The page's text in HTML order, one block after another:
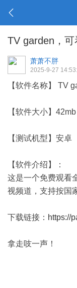
TV garden，可
萧萧不胖
2025-9-27
【软件名称】 TV
【软件大小】42mb
【测试机型】安卓
【软件介绍】：
这是一个免费观看
视频道，支持按国
下载链接： https://
拿走吱一声！